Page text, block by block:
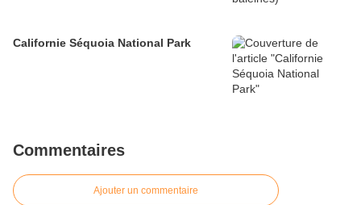
Californie Séquoia National Park
Commentaires
Ajouter un commentaire